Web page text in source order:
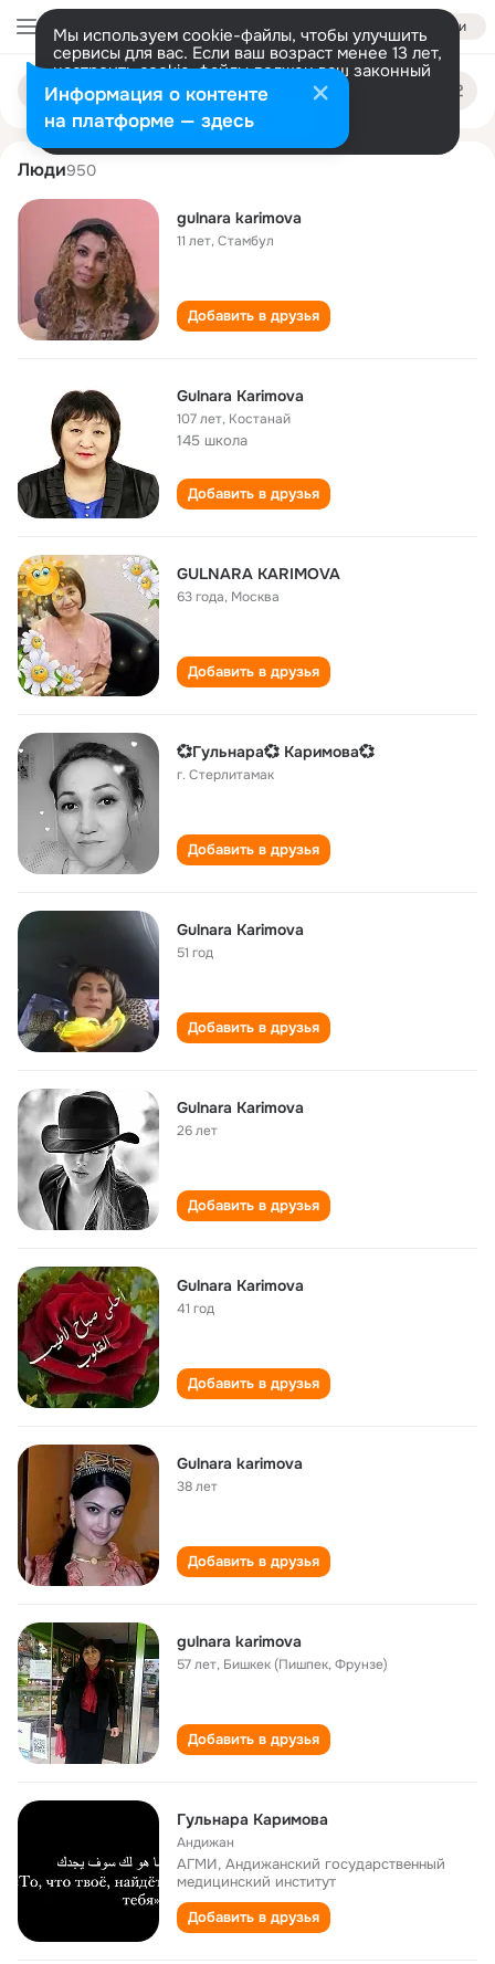
Войти
Мы используем cookie-файлы, чтобы улучшить
сервисы для вас. Если ваш возраст менее 13 лет,
настроить cookie-файлы должен ваш законный
представитель. Больше информации
Разрешить все Настроить
Поиск
людям
gulnara karimova
Люди950
gulnara karimova
11 лет,Стамбул
Добавить в друзья
Gulnara Karimova
107 лет, Костанай
145 школа
Добавить в друзья
GULNARA KARIMOVA
63 года, Москва
Добавить в друзья
💞Гульнара💞 Каримова💞
г. Стерлитамак
Добавить в друзья
Gulnara Karimova
51 год
Добавить в друзья
Gulnara Karimova
26 лет
Добавить в друзья
Gulnara Karimova
41 год
Добавить в друзья
Gulnara karimova
38 лет
Добавить в друзья
gulnara karimova
57 лет, Бишкек (Пишпек, Фрунзе)
Добавить в друзья
Гульнара Каримова
Андижан
АГМИ, Андижанский государственный
медицинский институт
Добавить в друзья
Информация о контенте
на платформе — здесь